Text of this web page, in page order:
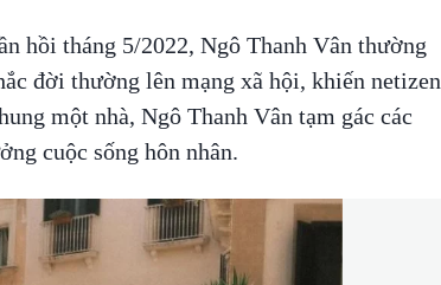
hồi tháng 5/2022, Ngô Thanh Vân thường
đời thường lên mạng xã hội, khiến netizen
một nhà, Ngô Thanh Vân tạm gác các
cuộc sống hôn nhân.